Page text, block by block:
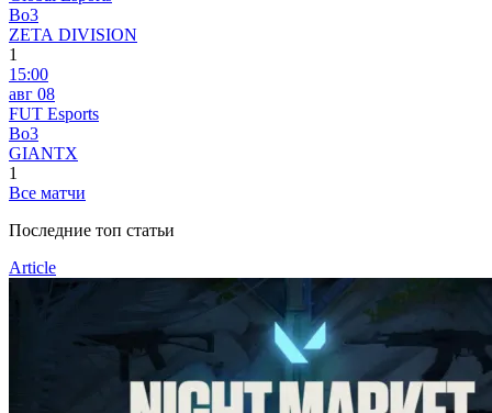
Bo3
ZETA DIVISION
1
15:00
авг 08
FUT Esports
Bo3
GIANTX
1
Все матчи
Последние топ статьи
Article